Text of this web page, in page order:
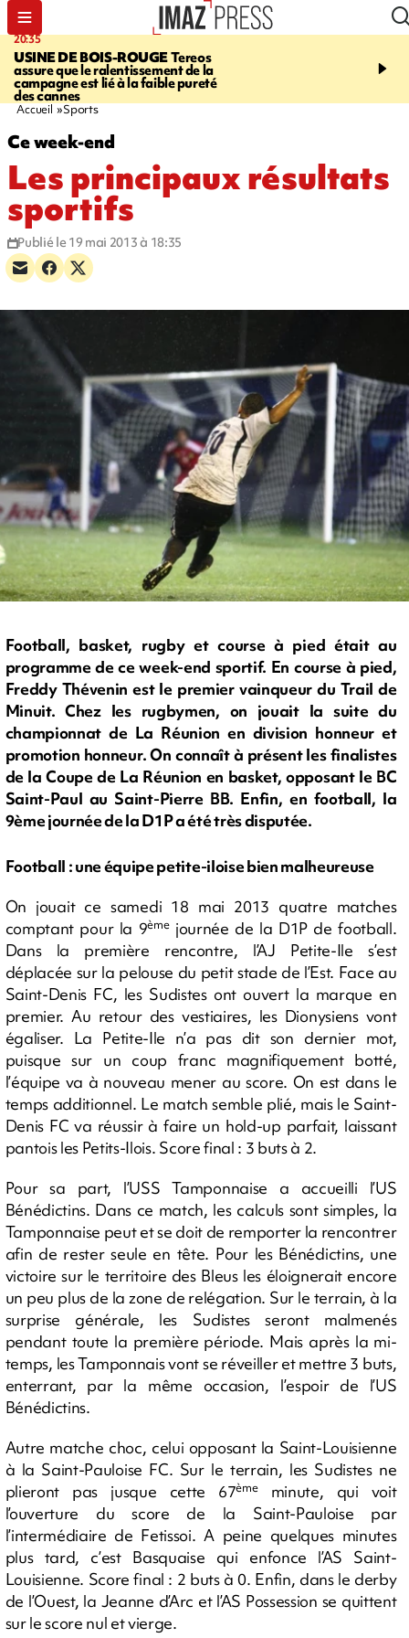
20:35
USINE DE BOIS-ROUGETereos
assure que le ralentissement de la
campagne est lié à la faible pureté
des cannes
05:30
téléphérique Papang à
Accueil Sports
Ce week-end
Les principaux résultats
sportifs
Publié le 19 mai 2013 à 18:35
Football, basket, rugby et course à pied était au
programme de ce week-end sportif. En course à pied,
Freddy Thévenin est le premier vainqueur du Trail de
Minuit. Chez les rugbymen, on jouait la suite du
championnat de La Réunion en division honneur et
promotion honneur. On connaît à présent les finalistes
de la Coupe de La Réunion en basket, opposant le BC
Saint-Paul au Saint-Pierre BB. Enfin, en football, la
9ème journée de la D1P a été très disputée.
Football : une équipe petite-iloise bien malheureuse
On jouait ce samedi 18 mai 2013 quatre matches
comptant pour la 9èmejournée de la D1P de football.
Dans la première rencontre, l’AJ Petite-Ile s’est
déplacée sur la pelouse du petit stade de l’Est. Face au
Saint-Denis FC, les Sudistes ont ouvert la marque en
premier. Au retour des vestiaires, les Dionysiens vont
égaliser. La Petite-Ile n’a pas dit son dernier mot,
puisque sur un coup franc magnifiquement botté,
l’équipe va à nouveau mener au score. On est dans le
temps additionnel. Le match semble plié, mais le Saint-
Denis FC va réussir à faire un hold-up parfait, laissant
pantois les Petits-Ilois. Score final : 3 buts à 2.
Pour sa part, l’USS Tamponnaise a accueilli l’US
Bénédictins. Dans ce match, les calculs sont simples, la
Tamponnaise peut et se doit de remporter la rencontrer
afin de rester seule en tête. Pour les Bénédictins, une
victoire sur le territoire des Bleus les éloignerait encore
un peu plus de la zone de relégation. Sur le terrain, à la
surprise générale, les Sudistes seront malmenés
pendant toute la première période. Mais après la mi-
temps, les Tamponnais vont se réveiller et mettre 3 buts,
enterrant, par la même occasion, l’espoir de l’US
Bénédictins.
Autre matche choc, celui opposant la Saint-Louisienne
à la Saint-Pauloise FC. Sur le terrain, les Sudistes ne
plieront pas jusque cette 67èmeminute, qui voit
l’ouverture du score de la Saint-Pauloise par
l’intermédiaire de Fetissoi. A peine quelques minutes
plus tard, c’est Basquaise qui enfonce l’AS Saint-
Louisienne. Score final : 2 buts à 0. Enfin, dans le derby
de l’Ouest, la Jeanne d’Arc et l’AS Possession se quittent
sur le score nul et vierge.